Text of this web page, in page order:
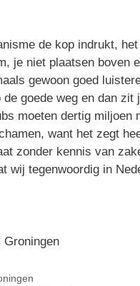
de kop indrukt,
je niet plaatsen boven
gewoon goed
goede weg en dan
moeten dertig
want het zegt
zonder kennis van
wij tegenwoordig in
Groningen